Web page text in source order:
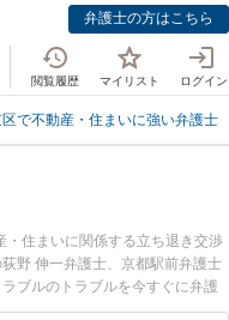
弁護士の方はこちら
閲覧履歴 マイリスト ログイン
で不動産・住まいに強い弁護士
住まいに関係する立ち退き交渉
野 伸一弁護士、京都駅前弁護士
ブルのトラブルを今すぐに弁護
市下京区内の弁護士に相談予約し